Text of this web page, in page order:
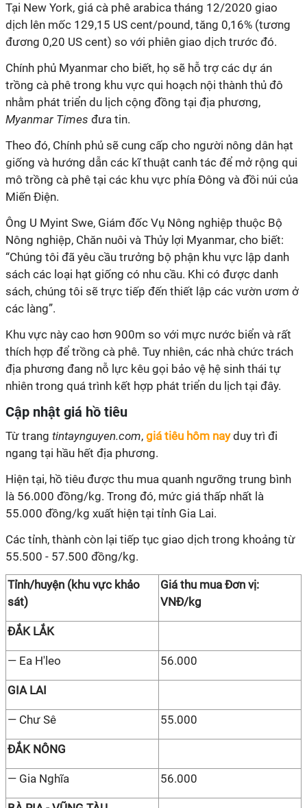
Tại New York, giá cà phê arabica tháng 12/2020 giao
dịch lên mốc 129,15 US cent/pound, tăng 0,16% (tương
đương 0,20 US cent) so với phiên giao dịch trước đó.
Chính phủ Myanmar cho biết, họ sẽ hỗ trợ các dự án
trồng cà phê trong khu vực qui hoạch nội thành thủ đô
nhằm phát triển du lịch cộng đồng tại địa phương,
Myanmar Times đưa tin.
Theo đó, Chính phủ sẽ cung cấp cho người nông dân hạt
giống và hướng dẫn các kĩ thuật canh tác để mở rộng qui
mô trồng cà phê tại các khu vực phía Đông và đồi núi của
Miến Điện.
Ông U Myint Swe, Giám đốc Vụ Nông nghiệp thuộc Bộ
Nông nghiệp, Chăn nuôi và Thủy lợi Myanmar, cho biết:
“Chúng tôi đã yêu cầu trưởng bộ phận khu vực lập danh
sách các loại hạt giống có nhu cầu. Khi có được danh
sách, chúng tôi sẽ trực tiếp đến thiết lập các vườn ươm ở
các làng”.
Khu vực này cao hơn 900m so với mực nước biển và rất
thích hợp để trồng cà phê. Tuy nhiên, các nhà chức trách
địa phương đang nỗ lực kêu gọi bảo vệ hệ sinh thái tự
nhiên trong quá trình kết hợp phát triển du lịch tại đây.
Cập nhật giá hồ tiêu
Từ trang tintaynguyen.com, giá tiêu hôm nay duy trì đi
ngang tại hầu hết địa phương.
Hiện tại, hồ tiêu được thu mua quanh ngưỡng trung bình
là 56.000 đồng/kg. Trong đó, mức giá thấp nhất là
55.000 đồng/kg xuất hiện tại tỉnh Gia Lai.
Các tỉnh, thành còn lại tiếp tục giao dịch trong khoảng từ
55.500 - 57.500 đồng/kg.
Tỉnh/huyện (khu vực khảo
sát)
Giá thu mua Đơn vị:
VNĐ/kg
ĐẮK LẮK
— Ea H'leo 56.000
GIA LAI
— Chư Sê 55.000
ĐẮK NÔNG
— Gia Nghĩa 56.000